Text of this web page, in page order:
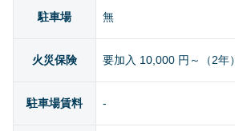
駐車場 無
火災保険 要加入 10,000 円～（2年）
駐車場賃料 -